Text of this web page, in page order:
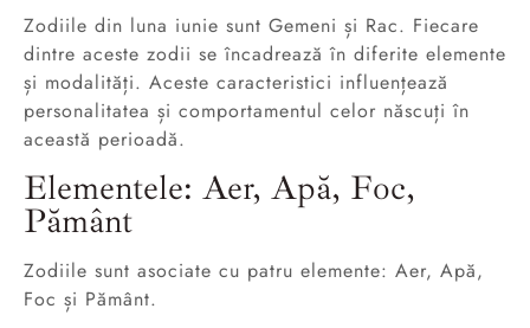
Zodiile din luna iunie sunt Gemeni și Rac. Fiecare
dintre aceste zodii se încadrează în diferite elemente
și modalități. Aceste caracteristici influențează
personalitatea și comportamentul celor născuți în
această perioadă.
Elementele: Aer, Apă, Foc,
Pământ
Zodiile sunt asociate cu patru elemente: Aer, Apă,
Foc și Pământ.